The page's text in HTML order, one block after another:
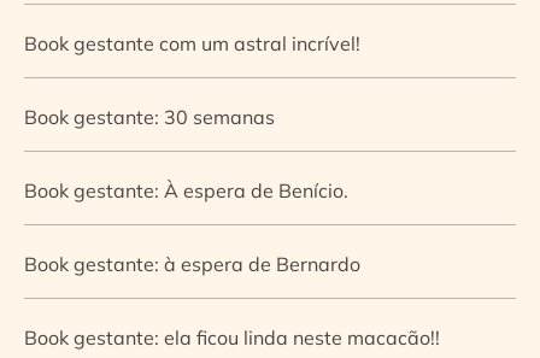
Book gestante com um astral incrível!
Book gestante: 30 semanas
Book gestante: À espera de Benício.
Book gestante: à espera de Bernardo
Book gestante: ela ficou linda neste macacão!!